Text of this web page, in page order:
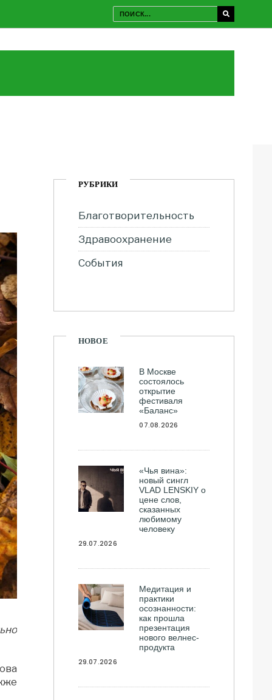
РУБРИКИ
Благотворительность
Здравоохранение
События
НОВОЕ
В Москве
состоялось
открытие
фестиваля
«Баланс»
07.08.2026
«Чья вина»:
новый сингл
VLAD LENSKIY о
цене слов,
сказанных
любимому
человеку
29.07.2026
Медитация и
практики
осознанности:
как прошла
презентация
нового велнес-
продукта
29.07.2026